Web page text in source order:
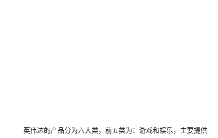
英伟达的产品分为六大类，前五类为：游戏和娱乐，主要提供